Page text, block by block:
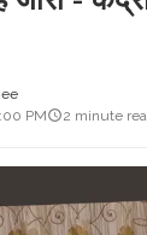
PM
2 minute